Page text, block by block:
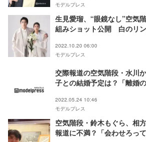
モデルプレス
生見愛瑠、“眼鏡なし”空気
組みショット公開 白のリ
2022.10.20 06:00
モデルプレス
交際報道の空気階段・水川
子との結婚予定は？「離婚
2022.05.24 10:46
モデルプレス
空気階段・鈴木もぐら、相
報道に不満？「会わせろって